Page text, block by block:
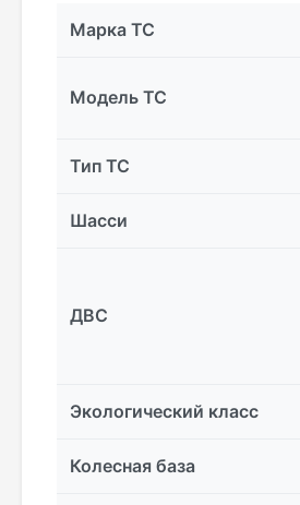
Марка ТС
Модель ТС
Тип ТС
Шасси
ДВС
Экологический класс
Колесная база